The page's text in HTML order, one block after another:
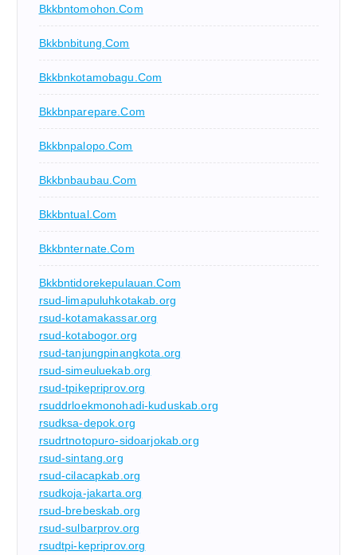
Bkkbntomohon.com
Bkkbnbitung.com
Bkkbnkotamobagu.com
Bkkbnparepare.com
Bkkbnpalopo.com
Bkkbnbaubau.com
Bkkbntual.com
Bkkbnternate.com
Bkkbntidorekepulauan.com
rsud-limapuluhkotakab.org
rsud-kotamakassar.org
rsud-kotabogor.org
rsud-tanjungpinangkota.org
rsud-simeuluekab.org
rsud-tpikepriprov.org
rsuddrloekmonohadi-kuduskab.org
rsudksa-depok.org
rsudrtnotopuro-sidoarjokab.org
rsud-sintang.org
rsud-cilacapkab.org
rsudkoja-jakarta.org
rsud-brebeskab.org
rsud-sulbarprov.org
rsudtpi-kepriprov.org